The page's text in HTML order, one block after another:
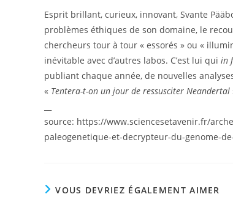
Esprit brillant, curieux, innovant, Svante
problèmes éthiques de son domaine, le
chercheurs tour à tour « essorés » ou «
inévitable avec d’autres labos. C’est lui qui in
publiant chaque année, de nouvelles
« Tentera-t-on un jour de ressusciter Neandertal
source: https://www.sciencesetavenir.fr/
paleogenetique-et-decrypteur-du-genome-
VOUS DEVRIEZ ÉGALEMENT AIMER